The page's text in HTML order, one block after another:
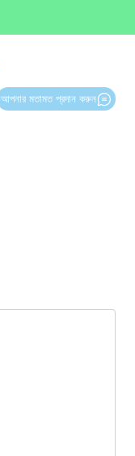
আপনার মতামত প্রদান করুন